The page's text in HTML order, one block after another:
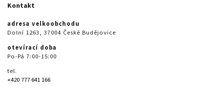
Kontakt
adresa velkoobchodu
Dolní 1263, 37004 České Budějovice
otevírací doba
Po-Pá 7:00-15:00
tel.
+420 777 641 166